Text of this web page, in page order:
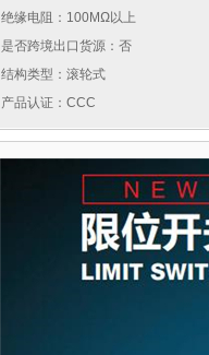
绝缘电阻：100MΩ以上
是否跨境出口货源：否
结构类型：滚轮式
产品认证：CCC